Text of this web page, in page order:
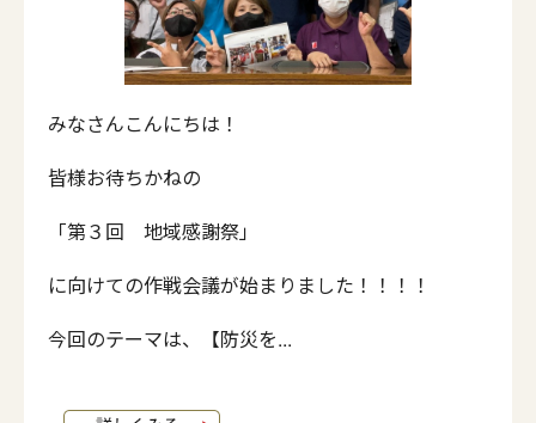
みなさんこんにちは！
皆様お待ちかねの
「第３回 地域感謝祭」
に向けての作戦会議が始まりました！！！！
今回のテーマは、【防災を...